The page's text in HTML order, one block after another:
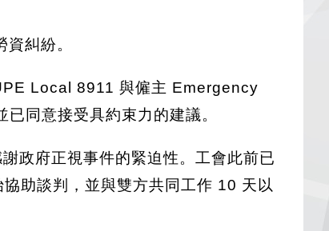
糾紛。
Local 8911 與僱主 Emergency
同意接受具約束力的建議。
政府正視事件的緊迫性。工會此前已
助談判，並與雙方共同工作 10 天以